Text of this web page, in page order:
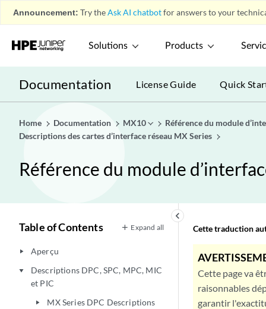
Announcement: Try theAsk AI chatbotfor answers to your
Solutions Products
Documentation License Guide Quick
Home Documentation MX10
Référence du module
Descriptions des cartes d’interface réseau MX Series
Référence du module
keyboard_arrow_left
Table of Contents Expand all
play_arrow Aperçu
play_arrow
Descriptions DPC, SPC, MPC, MIC
et PIC
play_arrow MX Series DPC Descriptions
Cette traduction
Cette page va
raisonnables
garantir